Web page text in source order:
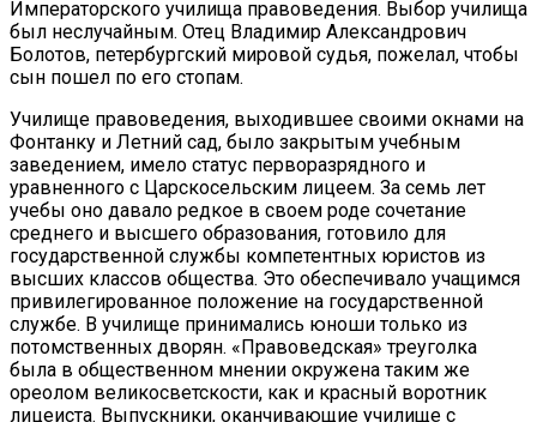
Императорского училища правоведения. Выбор училища
был неслучайным. Отец Владимир Александрович
Болотов, петербургский мировой судья, пожелал, чтобы
сын пошел по его стопам.
Училище правоведения, выходившее своими окнами на
Фонтанку и Летний сад, было закрытым учебным
заведением, имело статус перворазрядного и
уравненного с Царскосельским лицеем. За семь лет
учебы оно давало редкое в своем роде сочетание
среднего и высшего образования, готовило для
государственной службы компетентных юристов из
высших классов общества. Это обеспечивало учащимся
привилегированное положение на государственной
службе. В училище принимались юноши только из
потомственных дворян. «Правоведская» треуголка
была в общественном мнении окружена таким же
ореолом великосветскости, как и красный воротник
лицеиста. Выпускники, оканчивающие училище с